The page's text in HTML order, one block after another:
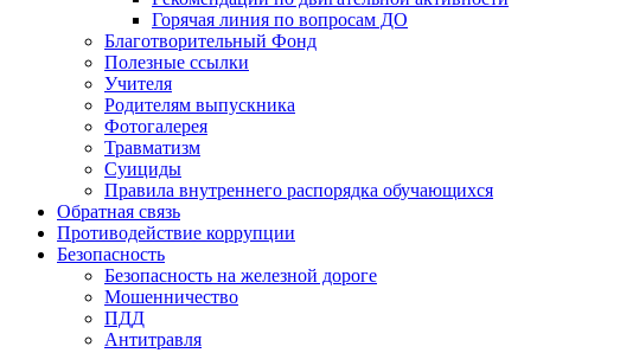
Горячая линия по вопросам ДО
Благотворительный Фонд
Полезные ссылки
Учителя
Родителям выпускника
Фотогалерея
Травматизм
Суициды
Правила внутреннего распорядка обучающихся
Обратная связь
Противодействие коррупции
Безопасность
Безопасность на железной дороге
Мошенничество
ПДД
Антитравля